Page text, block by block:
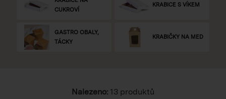
CUKROVÍ
KRABICE S VÍKEM
GASTRO OBALY,
TÁCKY
KRABIČKY NA MED
Nalezeno: 13 produktů